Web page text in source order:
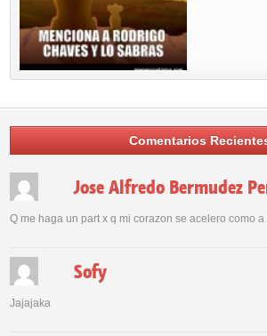
Comentarios
Jose Alfredo Bermudez
Q me haga un part x q mi corazon se acelero como a
Sofy
Jajajaka